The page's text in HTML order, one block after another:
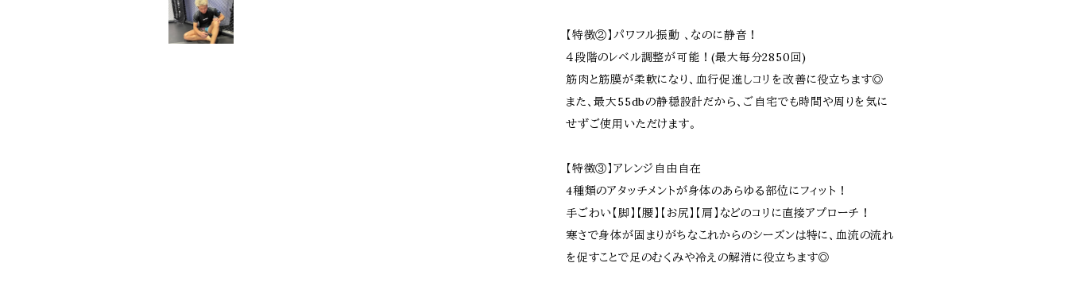
【特徴②】パワフル振動 、なのに静音！
４段階のレベル調整が可能！(最大毎分2850回)
筋肉と筋膜が柔軟になり、血行促進しコリを改善に役立ちます◎
また、最大55dbの静穏設計だから、ご自宅でも時間や周りを気に
せずご使用いただけます。
【特徴③】アレンジ自由自在
4種類のアタッチメントが身体のあらゆる部位にフィット！
手ごわい【脚】【腰】【お尻】【肩】などのコリに直接アプローチ！
寒さで身体が固まりがちなこれからのシーズンは特に、血流の流れ
を促すことで足のむくみや冷えの解消に役立ちます◎